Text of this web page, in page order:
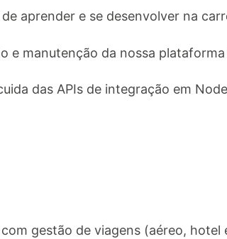
aprender e se desenvolver na
e manutenção da nossa
das APIs de integração em
gestão de viagens (aéreo, hotel